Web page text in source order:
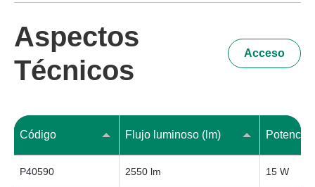
Aspectos
Técnicos
Acceso
Código Flujo luminoso (lm) Potencia
P40590 2550 lm 15 W